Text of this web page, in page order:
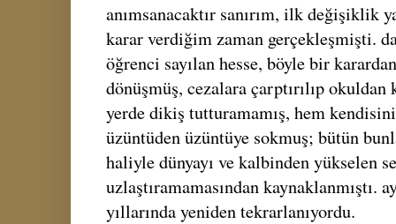
anımsanacaktır sanırım, ilk değişiklik
karar verdiğim zaman gerçekleşmişti.
öğrenci sayılan hesse, böyle bir
dönüşmüş, cezalara çarptırılıp
yerde dikiş tutturamamış, hem kendisini
üzüntüden üzüntüye sokmuş; bütün
haliyle dünyayı ve kalbinden yükselen
uzlaştıramamasından kaynaklanmıştı.
yıllarında yeniden tekrarlanıyordu.